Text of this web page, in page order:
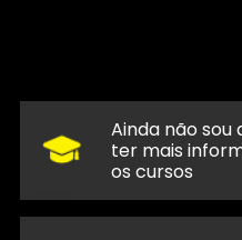
Ainda não sou
ter mais
os cursos